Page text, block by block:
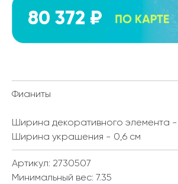
80 372 ₽
Фианиты
Ширина декоративного элемента
Ширина украшения - 0,6 см
Артикул: 2730507
Минимальный вес: 7.35